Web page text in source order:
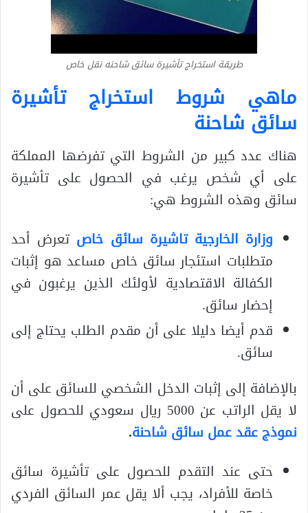
طريقة استخراج تأشيرة سائق شاحنه نقل خاص
ماهي شروط استخراج تأشيرة
سائق شاحنة
هناك عدد كبير من الشروط التي تفرضها المملكة
على أي شخص يرغب في الحصول على تأشيرة
سائق وهذه الشروط هي:
وزارة الخارجية تاشيرة سائق خاص تعرض أحد
متطلبات استئجار سائق خاص مساعد هو إثبات
الكفالة الاقتصادية لأولئك الذين يرغبون في
إحضار سائق.
قدم أيضا دليلا على أن مقدم الطلب يحتاج إلى
سائق.
بالإضافة إلى إثبات الدخل الشخصي للسائق على أن
لا يقل الراتب عن 5000 ريال سعودي للحصول على
نموذج عقد عمل سائق شاحنة.
حتى عند التقدم للحصول على تأشيرة سائق
خاصة للأفراد، يجب ألا يقل عمر السائق الفردي